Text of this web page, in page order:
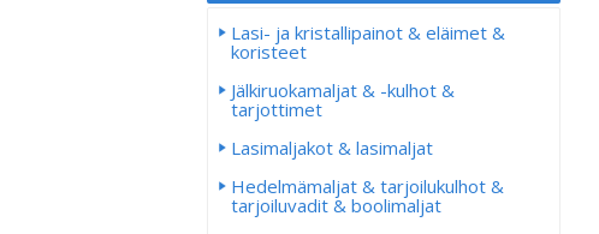
Lasi- ja kristallipainot & eläimet &
koristeet
Jälkiruokamaljat & -kulhot &
tarjottimet
Lasimaljakot & lasimaljat
Hedelmämaljat & tarjoilukulhot &
tarjoiluvadit & boolimaljat